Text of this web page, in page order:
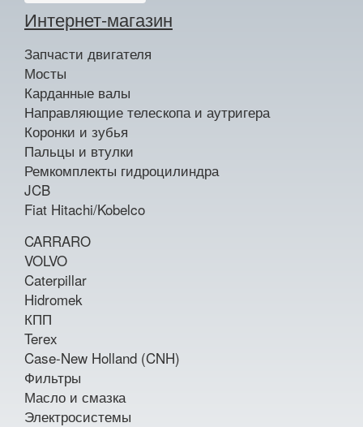
Интернет-магазин
Запчасти двигателя
Мосты
Карданные валы
Направляющие телескопа и аутригера
Коронки и зубья
Пальцы и втулки
Ремкомплекты гидроцилиндра
JCB
Fiat Hitachi/Kobelco
CARRARO
VOLVO
Caterpillar
Hidromek
КПП
Terex
Case-New Holland (CNH)
Фильтры
Масло и смазка
Электросистемы